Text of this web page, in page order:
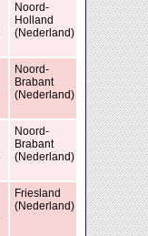
Noord-
Holland
(Nederland)
Noord-
Brabant
(Nederland)
Noord-
Brabant
(Nederland)
Friesland
(Nederland)